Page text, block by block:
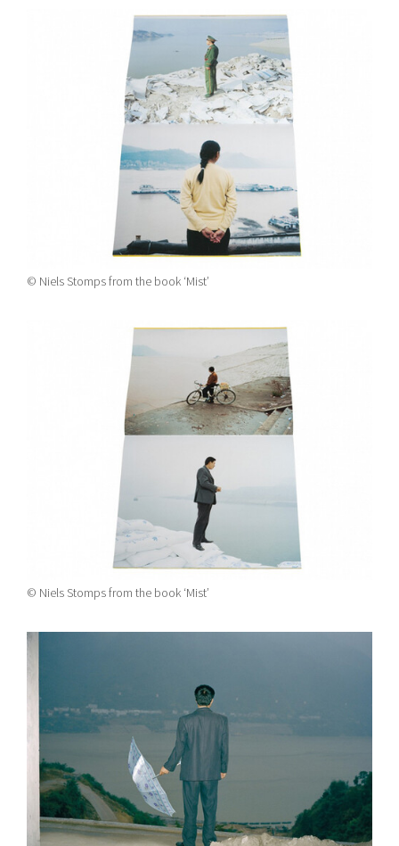
© Niels Stomps from the book ‘Mist’
© Niels Stomps from the book ‘Mist’